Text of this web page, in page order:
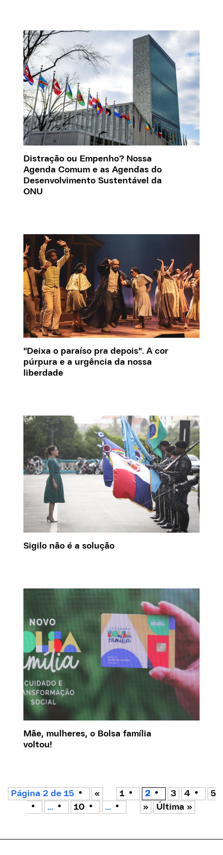
Distração ou Empenho? Nossa
Agenda Comum e as Agendas do
Desenvolvimento Sustentável da
ONU
"Deixa o paraíso pra depois". A cor
púrpura e a urgência da nossa
liberdade
Sigilo não é a solução
Mãe, mulheres, o Bolsa família
voltou!
Página 2 de 15 « 1 2 3 4
5
...
10 ... » Última »